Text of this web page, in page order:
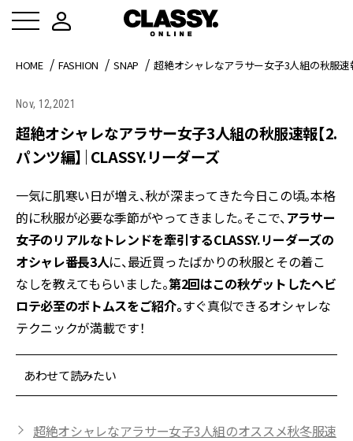
HOME FASHION SNAP 超絶オシャレなアラサー女子3人組の秋服速
Nov, 12,2021
超絶オシャレなアラサー女子3人組の秋服速報【2.
パンツ編】｜CLASSY.リーダーズ
一気に肌寒い日が増え、秋が深まってきた今日この頃。本格
的に秋服が必要な季節がやってきました。そこで、アラサー
女子のリアルなトレンドを牽引するCLASSY.リーダーズの
オシャレ番長3人に、最近買ったばかりの秋服とその着こ
なしを教えてもらいました。第2回はこの秋ゲットしたヘビ
ロテ必至のボトムスをご紹介。すぐ真似できるオシャレな
テクニックが満載です！
あわせて読みたい
超絶オシャレなアラサー女子3人組のオススメ秋冬服速